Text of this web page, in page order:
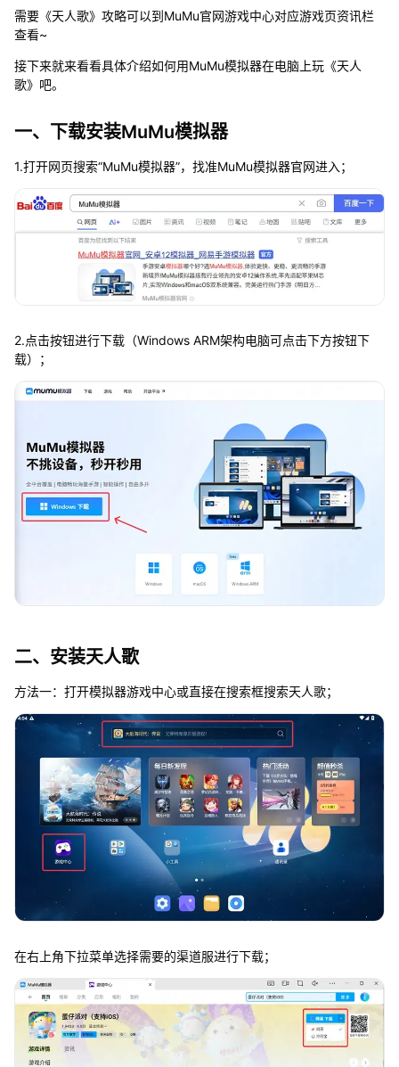
需要《天人歌》攻略可以到MuMu官网游戏中心对应游戏页资讯栏
查看~
接下来就来看看具体介绍如何用MuMu模拟器在电脑上玩《天人
歌》吧。
一、下载安装MuMu模拟器
1.打开网页搜索“MuMu模拟器”，找准MuMu模拟器官网进入；
2.点击按钮进行下载（Windows ARM架构电脑可点击下方按钮下
载）；
二、安装天人歌
方法一：打开模拟器游戏中心或直接在搜索框搜索天人歌；
在右上角下拉菜单选择需要的渠道服进行下载；